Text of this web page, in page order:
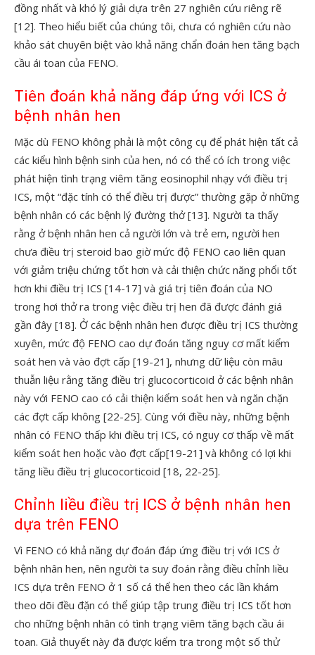
đồng nhất và khó lý giải dựa trên 27 nghiên cứu riêng rẽ
[12]. Theo hiểu biết của chúng tôi, chưa có nghiên cứu nào
khảo sát chuyên biệt vào khả năng chẩn đoán hen tăng bạch
cầu ái toan của FENO.
Tiên đoán khả năng đáp ứng với ICS ở
bệnh nhân hen
Mặc dù FENO không phải là một công cụ để phát hiện tất cả
các kiểu hình bệnh sinh của hen, nó có thể có ích trong việc
phát hiện tình trạng viêm tăng eosinophil nhạy với điều trị
ICS, một “đặc tính có thể điều trị được” thường gặp ở những
bệnh nhân có các bệnh lý đường thở [13]. Người ta thấy
rằng ở bệnh nhân hen cả người lớn và trẻ em, người hen
chưa điều trị steroid bao giờ mức độ FENO cao liên quan
với giảm triệu chứng tốt hơn và cải thiện chức năng phổi tốt
hơn khi điều trị ICS [14-17] và giá trị tiên đoán của NO
trong hơi thở ra trong việc điều trị hen đã được đánh giá
gần đây [18]. Ở các bệnh nhân hen được điều trị ICS thường
xuyên, mức độ FENO cao dự đoán tăng nguy cơ mất kiểm
soát hen và vào đợt cấp [19-21], nhưng dữ liệu còn mâu
thuẫn liệu rằng tăng điều trị glucocorticoid ở các bệnh nhân
này với FENO cao có cải thiện kiểm soát hen và ngăn chặn
các đợt cấp không [22-25]. Cùng với điều này, những bệnh
nhân có FENO thấp khi điều trị ICS, có nguy cơ thấp về mất
kiểm soát hen hoặc vào đợt cấp[19-21] và không có lợi khi
tăng liều điều trị glucocorticoid [18, 22-25].
Chỉnh liều điều trị ICS ở bệnh nhân hen
dựa trên FENO
Vì FENO có khả năng dự đoán đáp ứng điều trị với ICS ở
bệnh nhân hen, nên người ta suy đoán rằng điều chỉnh liều
ICS dựa trên FENO ở 1 số cá thể hen theo các lần khám
theo dõi đều đặn có thể giúp tập trung điều trị ICS tốt hơn
cho những bệnh nhân có tình trạng viêm tăng bạch cầu ái
toan. Giả thuyết này đã được kiểm tra trong một số thử